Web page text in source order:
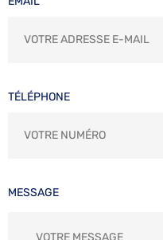
TÉLÉPHONE
MESSAGE